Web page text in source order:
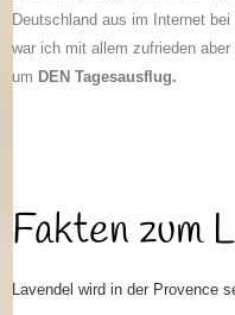
Deutschland aus im Internet bei
war ich mit allem zufrieden
um DEN Tagesausflug.
Fakten zum
Lavendel wird in der Provence